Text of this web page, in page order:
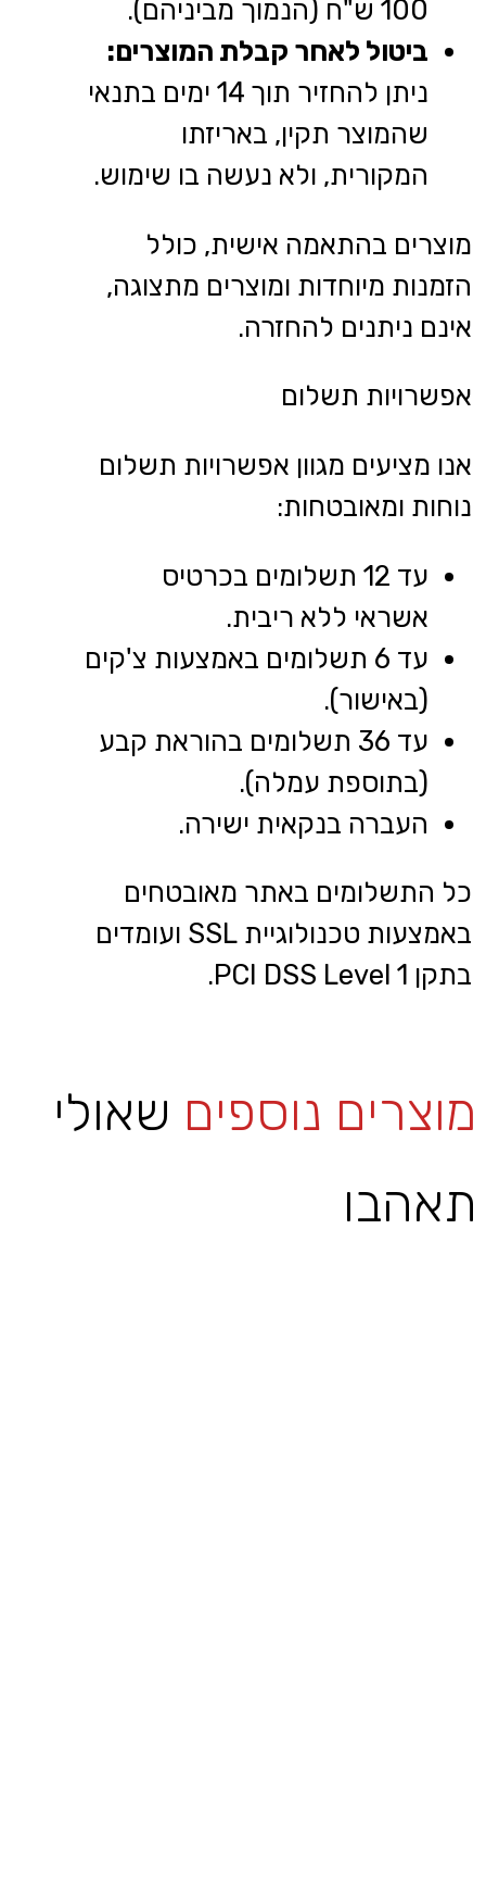
100 ש"ח (הנמוך מביניהם).
ביטול לאחר קבלת המוצרים:
ניתן להחזיר תוך 14 ימים בתנאי
שהמוצר תקין, באריזתו
המקורית, ולא נעשה בו שימוש.
מוצרים בהתאמה אישית, כולל
הזמנות מיוחדות ומוצרים מתצוגה,
אינם ניתנים להחזרה.
אפשרויות תשלום
אנו מציעים מגוון אפשרויות תשלום
נוחות ומאובטחות:
עד 12 תשלומים בכרטיס
אשראי ללא ריבית.
עד 6 תשלומים באמצעות צ'קים
(באישור).
עד 36 תשלומים בהוראת קבע
(בתוספת עמלה).
העברה בנקאית ישירה.
כל התשלומים באתר מאובטחים
באמצעות טכנולוגיית SSL ועומדים
בתקן PCI DSS Level 1.
מוצרים נוספים שאולי
תאהבו